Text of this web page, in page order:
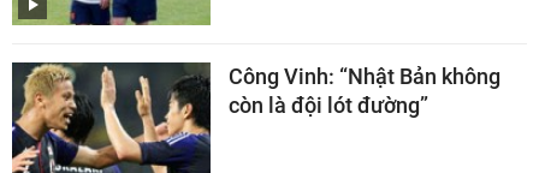
Công Vinh: “Nhật Bản không
còn là đội lót đường”